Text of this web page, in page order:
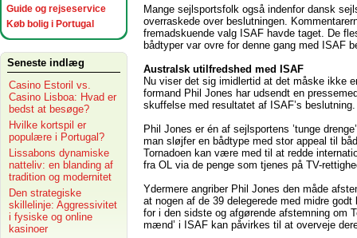
Guide og rejseservice
Køb bolig i Portugal
Seneste indlæg
Casino Estoril vs.
Casino Lisboa: Hvad er
bedst at besøge?
Hvilke kortspil er
populære i Portugal?
Lissabons dynamiske
natteliv: en blanding af
tradition og modernitet
Den strategiske
skillelinje: Aggressivitet
i fysiske og online
kasinoer
Mange sejlsportsfolk også indenfor dansk
overraskede over beslutningen.
fremadskuende valg ISAF havde taget. De
bådtyper var ovre for denne gang med ISAF
Australsk utilfredshed med ISAF
Nu viser det sig imidlertid at det måske ikke
formand Phil Jones har udsendt en
skuffelse med resultatet af ISAF’s beslutning.
Phil Jones er én af sejlsportens ’tunge
man sløjfer en bådtype med stor appeal til
Tornadoen kan være med til at redde
fra OL via de penge som tjenes på TV-
Ydermere angriber Phil Jones den måde
at nogen af de 39 delegerede med midre
for i den sidste og afgørende afstemning om
mænd’ i ISAF kan påvirkes til at overveje